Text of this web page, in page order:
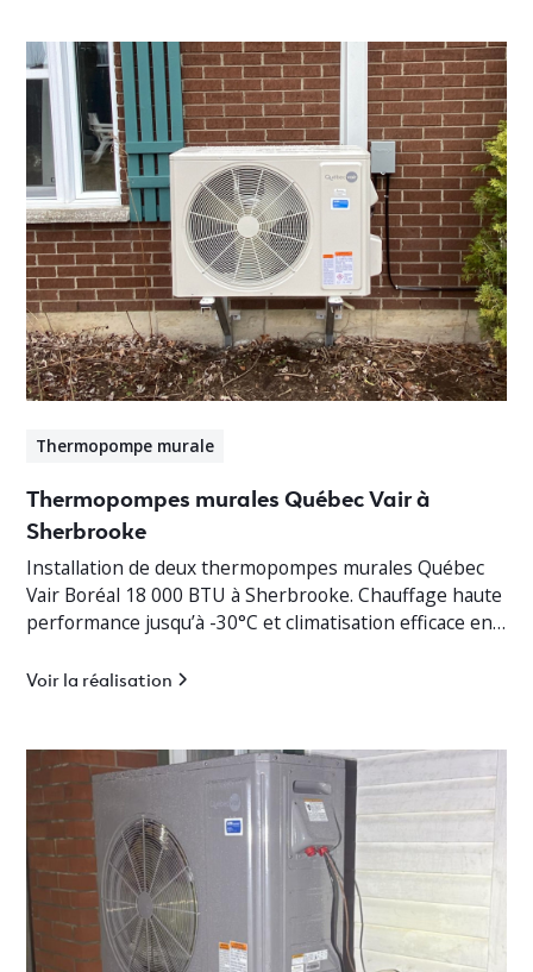
Thermopompe murale
Thermopompes murales Québec Vair à
Sherbrooke
Installation de deux thermopompes murales Québec
Vair Boréal 18 000 BTU à Sherbrooke. Chauffage haute
performance jusqu’à -30°C et climatisation efficace en
Voir la réalisation